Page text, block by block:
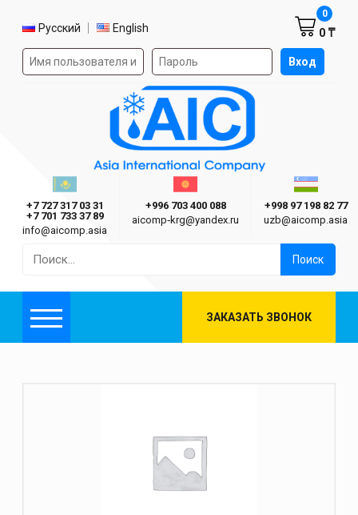
Выбор языка
Русский English
Форма авторизации на сайте Вход
0 ₸
0
Asia International Company
Казахстан г. Алматы
+7 727 317 03 31
+7 701 733 37 89
info@aicomp.asia
Киргизия г. Бишкек
+996 703 400 088
aicomp‑krg@yandex.ru
+998 97 198 82 77
uzb@aicomp.asia
Меню ЗАКАЗАТЬ ЗВОНОК